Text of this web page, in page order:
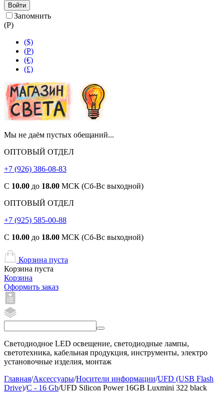
Войти
Запомнить
(Р)
($)
(Р)
(€)
(£)
Мы не даём пустых обещаний...
ОПТОВЫЙ ОТДЕЛ
+7 (926) 386-08-83
С 10.00 до 18.00 МСК (Сб-Вс выходной)
ОПТОВЫЙ ОТДЕЛ
+7 (925) 585-00-88
С 10.00 до 18.00 МСК (Сб-Вс выходной)
Корзина пуста
Корзина пуста
Корзина
Оформить заказ
Светодиодное LED освещение, светодиодные лампы,
светотехника, кабельная продукция, инструменты, электро
установочные изделия, монтаж
Главная/Аксессуары/Носители информации/UFD (USB Flash
Drive)/C - 16 Gb/UFD Silicon Power 16GB Luxmini 322 black